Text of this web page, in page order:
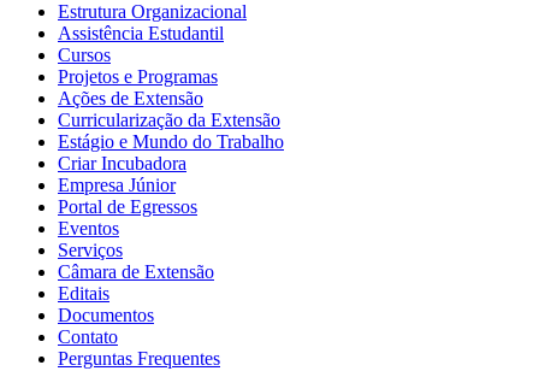
Estrutura Organizacional
Assistência Estudantil
Cursos
Projetos e Programas
Ações de Extensão
Curricularização da Extensão
Estágio e Mundo do Trabalho
Criar Incubadora
Empresa Júnior
Portal de Egressos
Eventos
Serviços
Câmara de Extensão
Editais
Documentos
Contato
Perguntas Frequentes